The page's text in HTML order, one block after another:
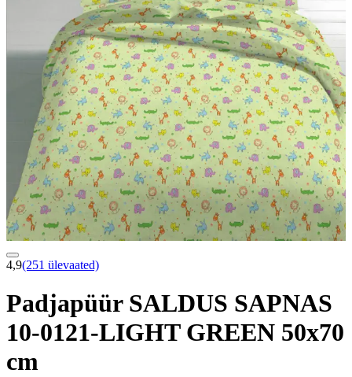
4,9(251 ülevaated)
Padjapüür SALDUS SAPNAS
10-0121-LIGHT GREEN 50x70
cm